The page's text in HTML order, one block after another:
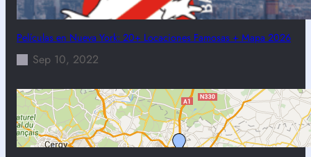
Películas en Nueva York: 20+ Locaciones Famosas + Mapa 2026
Sep 10, 2022